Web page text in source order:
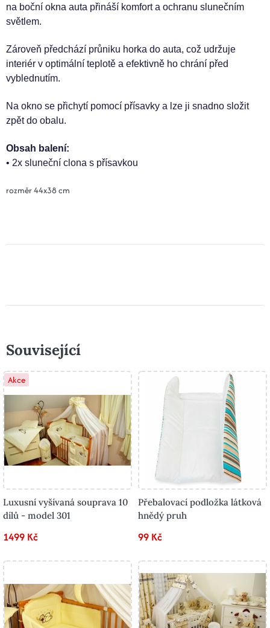
na boční okna auta přináší komfort a ochranu slunečním
světlem.
Zároveň předchází průniku horka do auta, což udržuje
interiér v optimální teplotě a efektivně ho chrání před
vyblednutím.
Na okno se přichytí pomocí přísavky a lze ji snadno složit
zpět do obalu.
Obsah balení:
• 2x sluneční clona s přísavkou
rozměr 44x38 cm
Související
Akce
Luxusní vyšívaná souprava 10
dílů - model 301
1499 Kč
Přebalovací podložka látková
hnědý pruh
99 Kč